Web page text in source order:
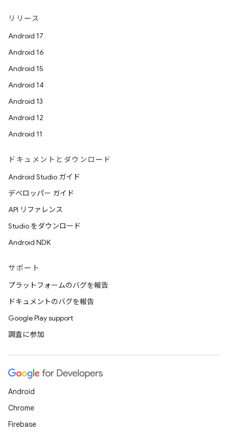
リリース
Android 17
Android 16
Android 15
Android 14
Android 13
Android 12
Android 11
ドキュメントとダウンロード
Android Studio ガイド
デベロッパー ガイド
API リファレンス
Studio をダウンロード
Android NDK
サポート
プラットフォームのバグを報告
ドキュメントのバグを報告
Google Play support
調査に参加
Android
Chrome
Firebase